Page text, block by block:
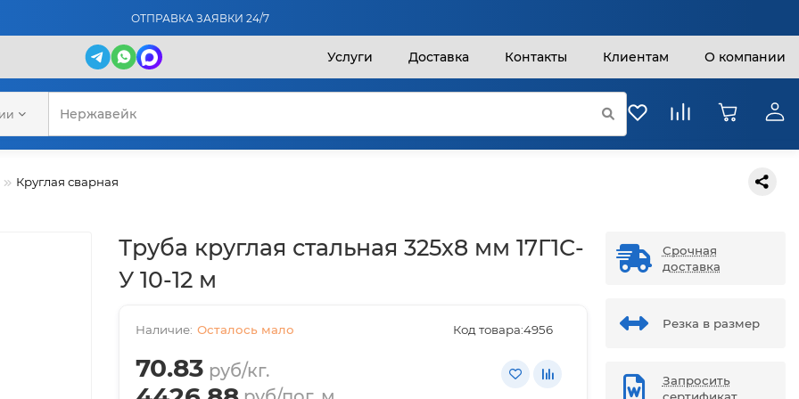
ОТПРАВКА ЗАЯВКИ 24/7
Услуги Доставка Контакты Клиентам О компании
Круглая сварная
Труба круглая стальная 325х8 мм 17Г1С-
У 10-12 м
Осталось мало Код товара:4956
70.83 руб/кг.
Срочная
доставка
Резка в размер
Запросить